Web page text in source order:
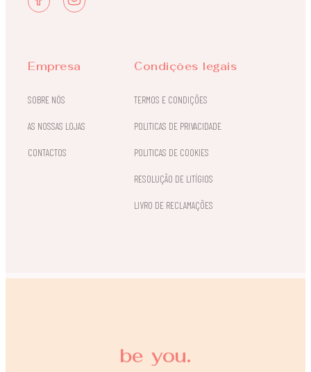
Empresa
SOBRE NÓS
AS NOSSAS LOJAS
CONTACTOS
Condições legais
TERMOS E CONDIÇÕES
POLITICAS DE PRIVACIDADE
POLITICAS DE COOKIES
RESOLUÇÃO DE LITÍGIOS
LIVRO DE RECLAMAÇÕES
be you.